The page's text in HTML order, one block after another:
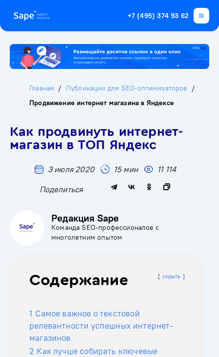
+7 (495) 374 93 62
Главная
Публикации для SEO-оптимизаторов
Продвижение интернет магазина в Яндексе
Как продвинуть интернет-
магазин в ТОП Яндекс
3 июля 2020 15 мин 11 114
Поделиться
Редакция Sape
Команда SEO-профессионалов с
многолетним опытом
Содержание скрыть
1 Самое важное о текстовой
релевантности успешных интернет-
магазинов
2 Как лучше собирать ключевые